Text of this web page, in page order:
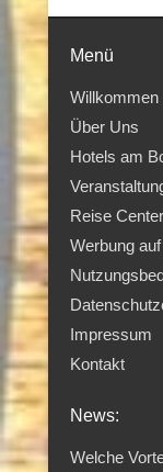
Menü
Willkommen
Über Uns
Hotels am
Reise Center
Werbung
Impressum
Kontakt
News:
Welche